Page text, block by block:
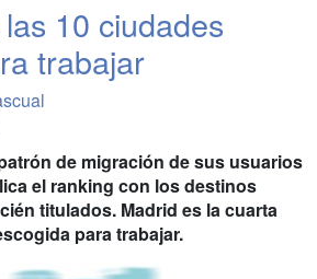
10 ciudades
trabajar
de migración de sus usuarios
el ranking con los destinos
titulados. Madrid es la cuarta
para trabajar.